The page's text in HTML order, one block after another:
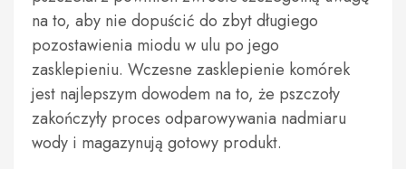
na to, aby nie dopuścić do zbyt długiego
pozostawienia miodu w ulu po jego
zasklepieniu. Wczesne zasklepienie komórek
jest najlepszym dowodem na to, że pszczoły
zakończyły proces odparowywania nadmiaru
wody i magazynują gotowy produkt.